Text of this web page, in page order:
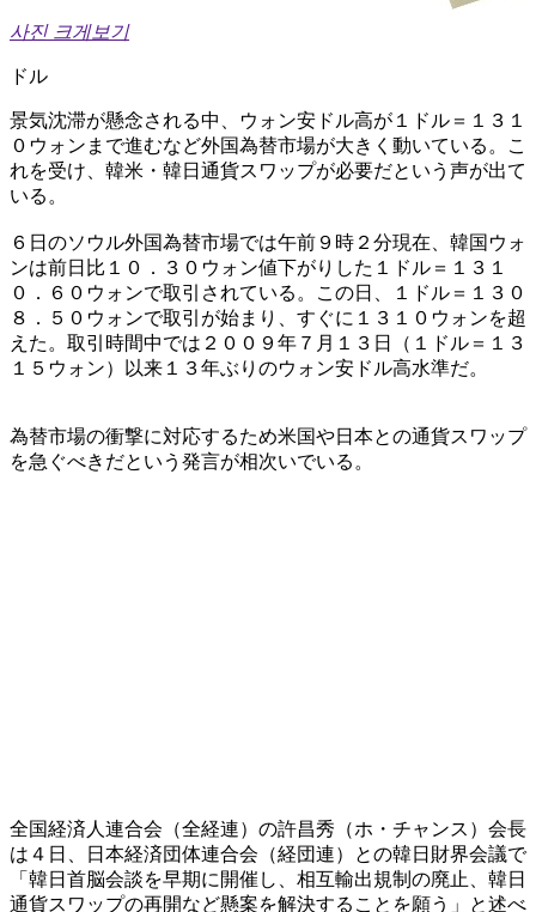
사진 크게보기
ドル
景気沈滞が懸念される中、ウォン安ドル高が１ドル＝１３１
０ウォンまで進むなど外国為替市場が大きく動いている。こ
れを受け、韓米・韓日通貨スワップが必要だという声が出て
いる。
６日のソウル外国為替市場では午前９時２分現在、韓国ウォ
ンは前日比１０．３０ウォン値下がりした１ドル＝１３１
０．６０ウォンで取引されている。この日、１ドル＝１３０
８．５０ウォンで取引が始まり、すぐに１３１０ウォンを超
えた。取引時間中では２００９年７月１３日（１ドル＝１３
１５ウォン）以来１３年ぶりのウォン安ドル高水準だ。
為替市場の衝撃に対応するため米国や日本との通貨スワップ
を急ぐべきだという発言が相次いでいる。
全国経済人連合会（全経連）の許昌秀（ホ・チャンス）会長
は４日、日本経済団体連合会（経団連）との韓日財界会議で
「韓日首脳会談を早期に開催し、相互輸出規制の廃止、韓日
通貨スワップの再開など懸案を解決することを願う」と述べ